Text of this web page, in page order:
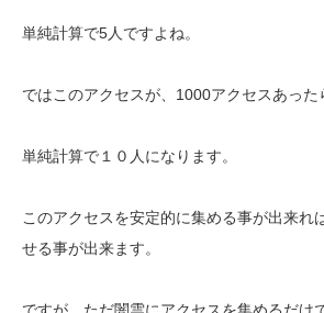
単純計算で5人ですよね。
ではこのアクセスが、1000アクセスあった
単純計算で１０人になります。
このアクセスを安定的に集める事が出来れ
せる事が出来ます。